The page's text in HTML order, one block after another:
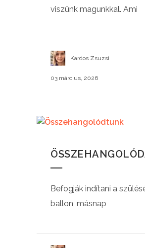
viszünk magunkkal. Ami
Kardos Zsuzsi
03 március, 2026
Befogják indítani a
ballon, másnap